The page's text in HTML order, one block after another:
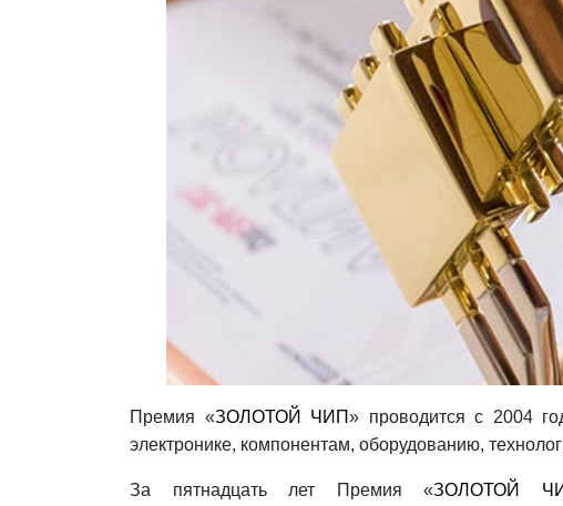
Премия «ЗОЛОТОЙ ЧИП» проводится с 2004
электронике, компонентам, оборудованию,
За пятнадцать лет Премия «ЗОЛОТОЙ